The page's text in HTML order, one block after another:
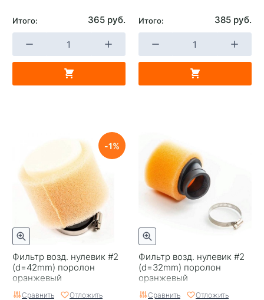
Итого: 365 руб. Итого: 385 руб.
Фильтр возд. нулевик #2
(d=42mm) поролон
оранжевый
1
Сравнить Отложить
Фильтр возд. нулевик #2
(d=32mm) поролон
оранжевый
Сравнить Отложить